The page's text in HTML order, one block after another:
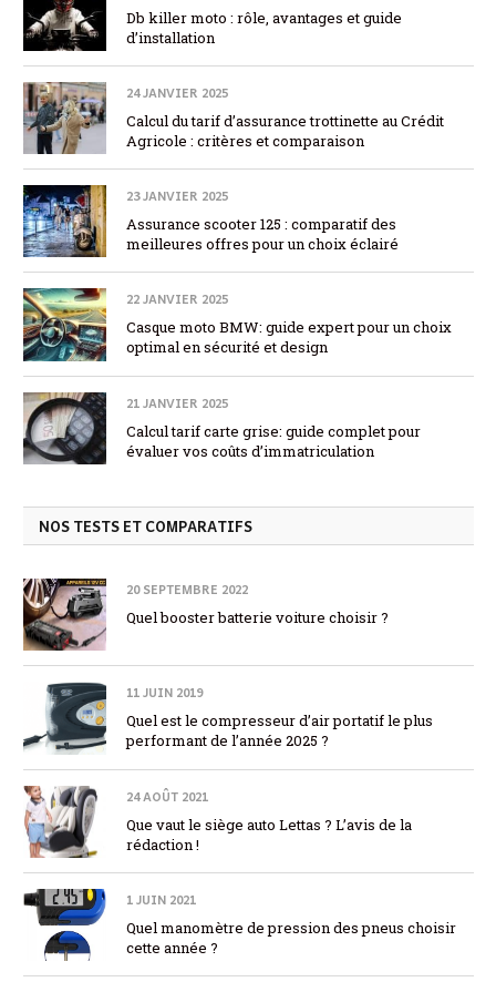
Db killer moto : rôle, avantages et guide
d’installation
24 JANVIER 2025
Calcul du tarif d’assurance trottinette au Crédit
Agricole : critères et comparaison
23 JANVIER 2025
Assurance scooter 125 : comparatif des
meilleures offres pour un choix éclairé
22 JANVIER 2025
Casque moto BMW: guide expert pour un choix
optimal en sécurité et design
21 JANVIER 2025
Calcul tarif carte grise: guide complet pour
évaluer vos coûts d’immatriculation
NOS TESTS ET COMPARATIFS
20 SEPTEMBRE 2022
Quel booster batterie voiture choisir ?
11 JUIN 2019
Quel est le compresseur d’air portatif le plus
performant de l’année 2025 ?
24 AOÛT 2021
Que vaut le siège auto Lettas ? L’avis de la
rédaction !
1 JUIN 2021
Quel manomètre de pression des pneus choisir
cette année ?